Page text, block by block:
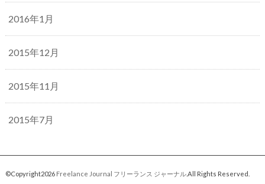
2016年1月
2015年12月
2015年11月
2015年7月
©Copyright2026 Freelance Journal フリーランス ジャーナル.All Rights Reserved.